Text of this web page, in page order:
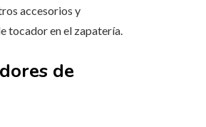
accesorios y
tocador en el zapatería.
de